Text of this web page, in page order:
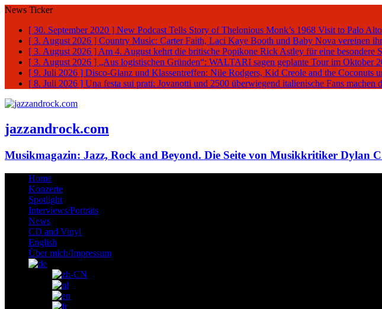
News Ticker
[ 30. September 2020 ] New Podcast Tells Story of Thelonious Monk’s 1968 Visit to Palo Alto
[ 3. August 2026 ] Country Music: Carter Faith, Laci Kaye Booth und Baby Nova vereinen
[ 3. August 2026 ] Am 4. August kehrt die britische Popikone Rick Astley für eine
[ 3. August 2026 ] „Aus logistischen Gründen“: WALTARI sagen geplante Tour im Oktober
[ 9. Juli 2026 ] Disco-Glanz und Klassentreffen: Nile Rodgers, Kid Creole and the Coconuts
[ 8. Juli 2026 ] Una festa sui prati: Jovanotti und 2500 überwiegend italienische Fans
jazzandrock.com
Musikmagazin: Jazz, Rock and Beyond. Die Seite von Musikkritiker Dylan
Home
Konzerte
Spotlight
Interviews/Porträts
News
CD and Vinyl
English
Über mich/Impressum